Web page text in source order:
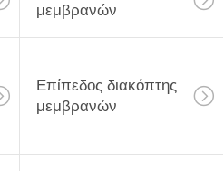
μεμβρανών
Επίπεδος διακόπτης
μεμβρανών